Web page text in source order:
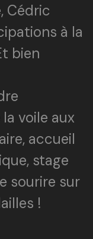
Cédric
à la
bien
voile aux
accueil
stage
sourire sur
!